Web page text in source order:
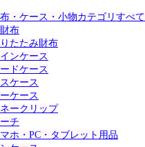
・ケース・小物カテゴリすべて
布
たたみ財布
ンケース
ドケース
ケース
ケース
ークリップ
チ
ホ・PC・タブレット用品